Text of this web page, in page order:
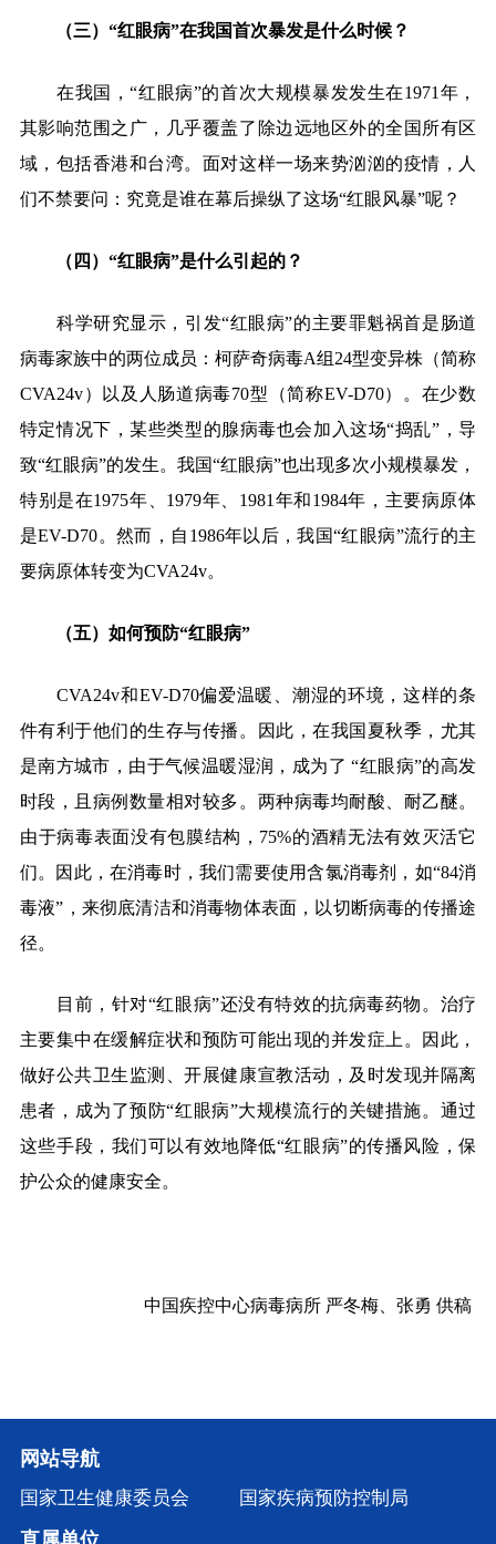
（三）“红眼病”在我国首次暴发是什么时候？
在我国，“红眼病”的首次大规模暴发发生在1971年，
其影响范围之广，几乎覆盖了除边远地区外的全国所有区
域，包括香港和台湾。面对这样一场来势汹汹的疫情，人
们不禁要问：究竟是谁在幕后操纵了这场“红眼风暴”呢？
（四）“红眼病”是什么引起的？
科学研究显示，引发“红眼病”的主要罪魁祸首是肠道
病毒家族中的两位成员：柯萨奇病毒A组24型变异株（简称
CVA24v）以及人肠道病毒70型（简称EV-D70）。在少数
特定情况下，某些类型的腺病毒也会加入这场“捣乱”，导
致“红眼病”的发生。 我国“红眼病”也出现多次小规模暴发，
特别是在1975年、1979年、1981年和1984年，主要病原体
是EV-D70。然而，自1986年以后，我国“红眼病”流行的主
要病原体转变为CVA24v。
（五）如何预防“红眼病”
CVA24v和EV-D70偏爱温暖、潮湿的环境，这样的条
件有利于他们的生存与传播。因此，在我国夏秋季，尤其
是南方城市，由于气候温暖湿润，成为了 “红眼病”的高发
时段，且病例数量相对较多。两种病毒均耐酸、耐乙醚。
由于病毒表面没有包膜结构，75%的酒精无法有效灭活它
们。因此，在消毒时，我们需要使用含氯消毒剂，如“84消
毒液”，来彻底清洁和消毒物体表面，以切断病毒的传播途
径。
目前，针对“红眼病”还没有特效的抗病毒药物。治疗
主要集中在缓解症状和预防可能出现的并发症上。因此，
做好公共卫生监测、开展健康宣教活动，及时发现并隔离
患者，成为了预防“红眼病”大规模流行的关键措施。通过
这些手段，我们可以有效地降低“红眼病”的传播风险，保
护公众的健康安全。
中国疾控中心病毒病所 严冬梅、张勇 供稿
网站导航
国家卫生健康委员会 国家疾病预防控制局
直属单位